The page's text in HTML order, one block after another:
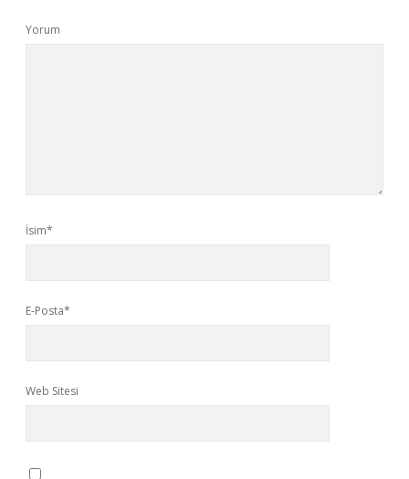
Yorum
İsim*
E-Posta*
Web Sitesi